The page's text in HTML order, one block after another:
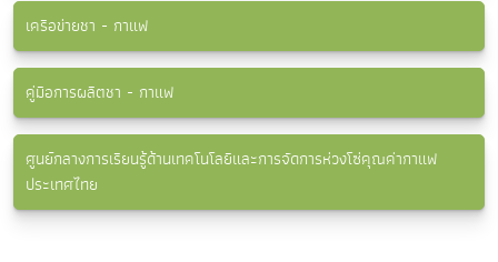
เครือข่ายชา - กาแฟ
คู่มือการผลิตชา - กาแฟ
ศูนย์กลางการเรียนรู้ด้านเทคโนโลยีและการจัดการห่วงโซ่คุณค่ากาแฟ
ประเทศไทย